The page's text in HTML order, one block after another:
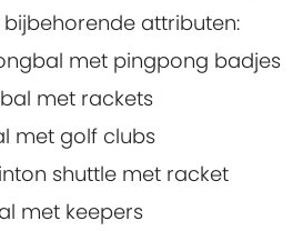
attributen:
met pingpong badjes
met rackets
met golf clubs
shuttle met racket
met keepers